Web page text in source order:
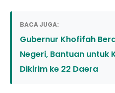
BACA JUGA:
Gubernur Khofifah
Negeri, Bantuan untuk
Dikirim ke 22 Daera